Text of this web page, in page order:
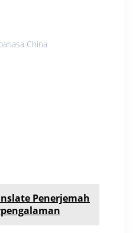
China
Penerjemah